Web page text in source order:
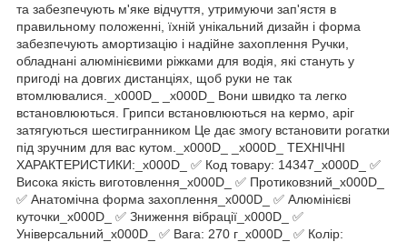
та забезпечують м'яке відчуття, утримуючи зап'ястя в
правильному положенні, їхній унікальний дизайн і форма
забезпечують амортизацію і надійне захоплення Ручки,
обладнані алюмінієвими ріжками для водія, які стануть у
пригоді на довгих дистанціях, щоб руки не так
втомлювалися._x000D_ _x000D_ Вони швидко та легко
встановлюються. Грипси встановлюються на кермо, аріг
затягуються шестигранником Це дає змогу встановити рогатки
під зручним для вас кутом._x000D_ _x000D_ ТЕХНІЧНІ
ХАРАКТЕРИСТИКИ:_x000D_ ✅ Код товару: 14347_x000D_ ✅
Висока якість виготовлення_x000D_ ✅ Протиковзний_x000D_
✅ Анатомічна форма захоплення_x000D_ ✅ Алюмінієві
куточки_x000D_ ✅ Зниження вібрації_x000D_ ✅
Універсальний_x000D_ ✅ Вага: 270 г_x000D_ ✅ Колір: